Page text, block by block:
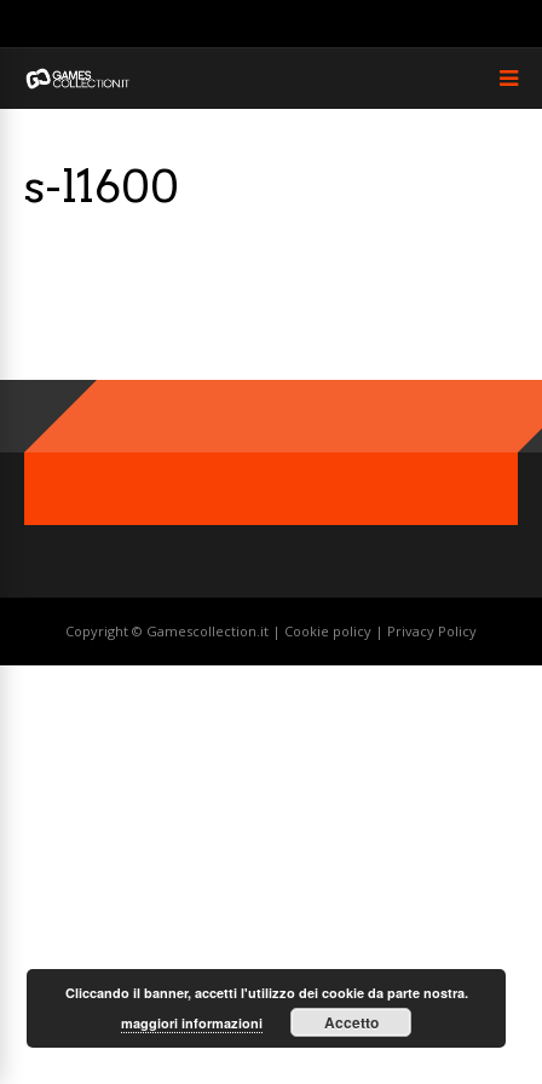
s-l1600
Copyright © Gamescollection.it | Cookie policy | Privacy Policy
Cliccando il banner, accetti l'utilizzo dei cookie da parte nostra.
maggiori informazioni
Accetto